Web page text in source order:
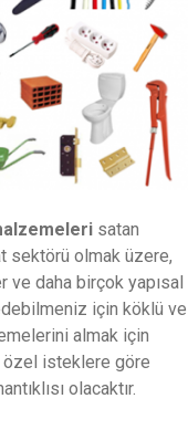
satan
sektörü olmak üzere,
daha birçok yapısal
için köklü ve
almak için
özel isteklere göre
olacaktır.